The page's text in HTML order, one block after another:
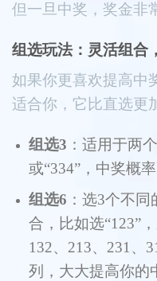
但一旦中奖，奖金非
组选玩法：灵活组合
如果你更喜欢提高中
适合你，它比直选更
组选3 ：适用于两
或“334”，中奖概率
组选6 ：选3个不
合，比如选“123”
132、213、231、
列，大大提高你的